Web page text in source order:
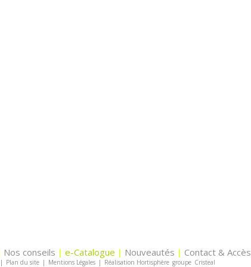
Nos conseils | e-Catalogue | Nouveautés | Contact & Accès
| Plan du site | Mentions Légales | Réalisation Hortisphère groupe Cristeal